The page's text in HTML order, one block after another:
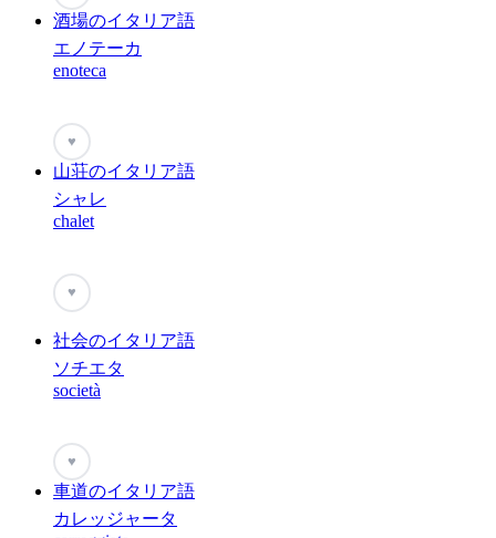
酒場のイタリア語
エノテーカ
enoteca
♥
山荘のイタリア語
シャレ
chalet
♥
社会のイタリア語
ソチエタ
società
♥
車道のイタリア語
カレッジャータ